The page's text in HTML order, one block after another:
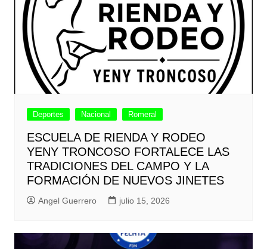
Deportes Nacional Romeral
ESCUELA DE RIENDA Y RODEO
YENY TRONCOSO FORTALECE LAS
TRADICIONES DEL CAMPO Y LA
FORMACIÓN DE NUEVOS JINETES
Angel Guerrero julio 15, 2026